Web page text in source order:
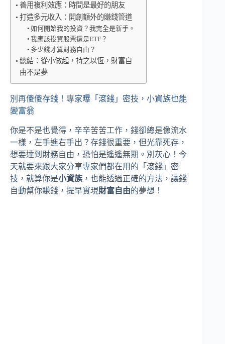
善用複利效應：時間是最好的朋友
打造多元收入：開創額外的賺錢管道
如何開始我的投資？我完全是新手。
我應該投資股票還是ETF？
多少錢才算財務自由？
總結：從小做起，持之以恆，財富自
由不是夢
別再傻傻存錢！專家曝「滾錢」密技，小資族也能
變富翁
你是不是也覺得，辛辛苦苦工作，錢卻總是像流水
一樣，左手進右手出？存錢很重要，但光靠死存，
想要達到財務自由，恐怕是遙遙無期。別灰心！今
天就要來跟大家分享專家們都在用的「滾錢」密
技，就算你是小資族 ，也能透過正確的方法，讓錢
自動幫你賺錢，提早實現財富自由的夢想！